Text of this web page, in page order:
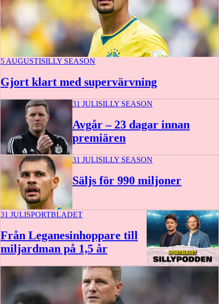
5 AUGUSTISILLY SEASON
Gjort klart med supervärvning
31 JULISILLY SEASON
Avgår – 23 dagar innan
premiären
31 JULISILLY SEASON
Säljs för 990 miljoner
31 JULISPORTBLADET
Från Leganesinhoppare till
miljardman på 1,5 år